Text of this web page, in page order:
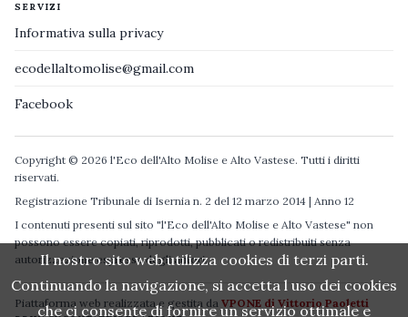
SERVIZI
Informativa sulla privacy
ecodellaltomolise@gmail.com
Facebook
Copyright © 2026 l'Eco dell'Alto Molise e Alto Vastese. Tutti i diritti
riservati.
Registrazione Tribunale di Isernia n. 2 del 12 marzo 2014 | Anno 12
I contenuti presenti sul sito "l'Eco dell'Alto Molise e Alto Vastese" non
possono essere copiati, riprodotti, pubblicati o redistribuiti senza
autorizzazione espressa degli autori.
Piattaforma web realizzata e gestita da VPONE di Vittorio Paoletti
Il nostro sito web utilizza cookies di terzi parti.
Continuando la navigazione, si accetta l uso dei cookies
che ci consente di fornire un servizio ottimale e